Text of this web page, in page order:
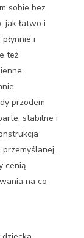
sobie bez
jak łatwo i
i
też
przodem
stabilne i
cenią
na co